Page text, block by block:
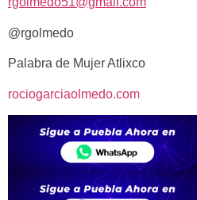
@rgolmedo
Palabra de Mujer Atlixco
rociogarciaolmedo.com